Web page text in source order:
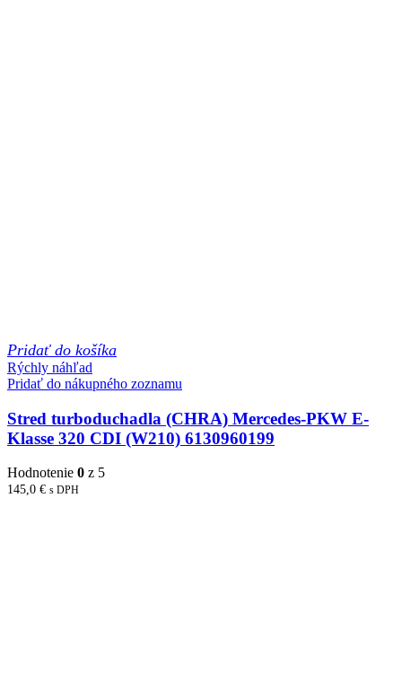
Pridať do košíka
Rýchly náhľad
Pridať do nákupného zoznamu
Stred turboduchadla (CHRA) Mercedes-PKW E-
Klasse 320 CDI (W210) 6130960199
Hodnotenie 0 z 5
145,0 € s DPH